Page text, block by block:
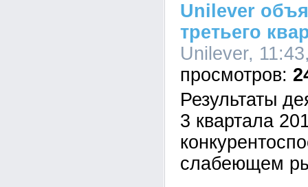
Unilever
третьего
Unilever,
Результаты
3 квартала
слабеющем